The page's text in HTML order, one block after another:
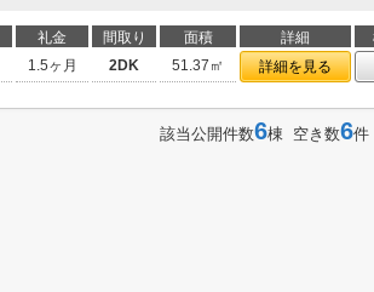
礼金 間取り 面積 詳細
1.5ヶ月 2DK 51.37㎡ 詳細を見る
該当公開件数6棟 空き数6件